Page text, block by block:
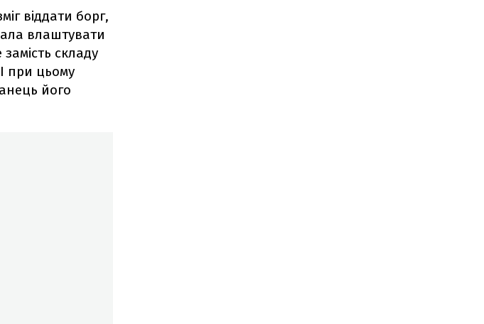
віддати борг,
влаштувати
складу
при цьому
його